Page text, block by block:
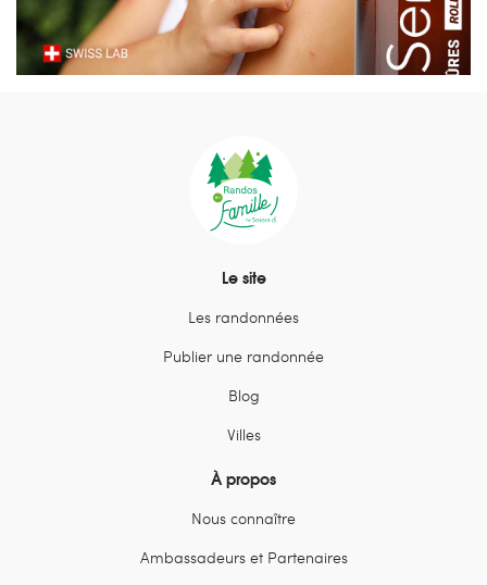
Le site
Les randonnées
Publier une randonnée
Blog
Villes
À propos
Nous connaître
Ambassadeurs et Partenaires